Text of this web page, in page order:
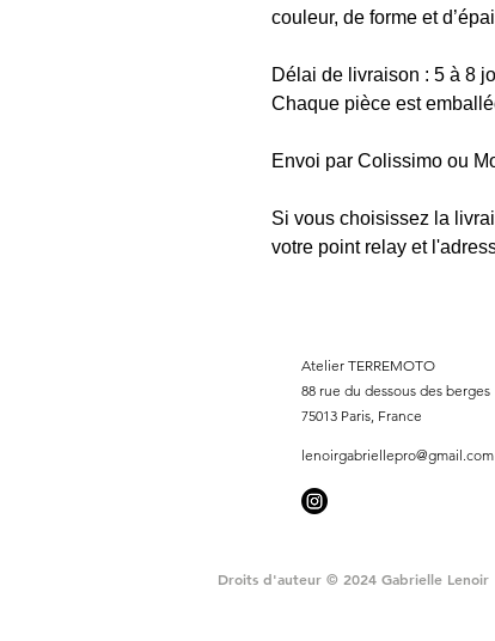
couleur, de forme et
Délai de livraison : 5 à 8
Chaque pièce est
Envoi par Colissimo ou
Si vous choisissez la
votre point relay et
Atelier TERREMOTO
88 rue du dessous des berges
75013 Paris, France
lenoirgabriellepro@gmail.com
Droits d'auteur © 2024 Gabrielle Lenoir